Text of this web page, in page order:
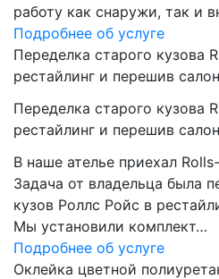
работу как снаружи, так и
Подробнее об услуге
Переделка старого кузова
рестайлинг и перешив
Переделка старого кузова
рестайлинг и перешив
В наше ателье приехал
Задача от владельца была
кузов Роллс Ройс в
Мы установили комплект…
Подробнее об услуге
Оклейка цветной